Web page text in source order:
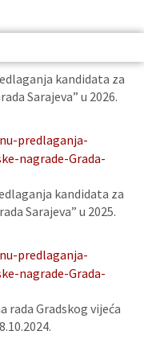
kandidata za
Sarajeva” u 2026.
predlaganja-
nagrade-Grada-
kandidata za
Sarajeva” u 2025.
predlaganja-
nagrade-Grada-
rada Gradskog vijeća